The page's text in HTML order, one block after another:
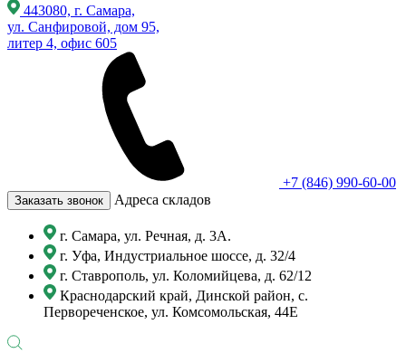
443080, г. Самара,
ул. Санфировой, дом 95,
литер 4, офис 605
+7 (846) 990-60-00
Заказать звонок Адреса складов
г. Самара, ул. Речная, д. 3А.
г. Уфа, Индустриальное шоссе, д. 32/4
г. Ставрополь, ул. Коломийцева, д. 62/12
Краснодарский край, Динской район, с.
Первореченское, ул. Комсомольская, 44Е